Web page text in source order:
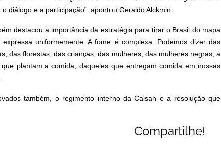
diálogo e a participação”, apontou Geraldo Alckmin.
destacou a importância da estratégia para tirar o Brasil do mapa
uniformemente. A fome é complexa. Podemos dizer das
das florestas, das crianças, das mulheres, das mulheres negras, a
plantam a comida, daqueles que entregam comida em nossas
também, o regimento interno da Caisan e a resolução que
Compartilhe!